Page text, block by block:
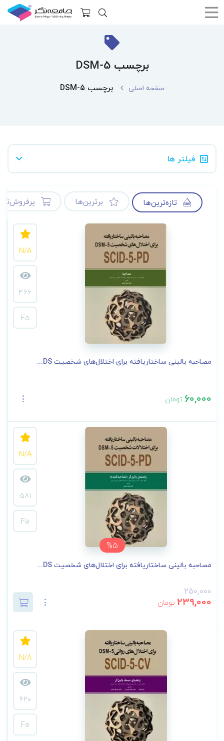
برچسب DSM-5
صفحه اصلی برچسب DSM-5
فیلتر ها
تازه‌ترین‌ها برترین‌ها
N/A
466
Fa
مصاحبه بالینی ساختاریافته برای اختلال‌های شخصیت DS...
60,000 تومان
%5
N/A
581
Fa
مصاحبه بالینی ساختاریافته برای اختلال‌های شخصیت DS...
250,000
239,000 تومان
N/A
620
Fa